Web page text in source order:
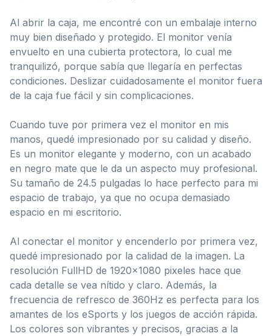
Al abrir la caja, me encontré con un embalaje interno
muy bien diseñado y protegido. El monitor venía
envuelto en una cubierta protectora, lo cual me
tranquilizó, porque sabía que llegaría en perfectas
condiciones. Deslizar cuidadosamente el monitor fuera
de la caja fue fácil y sin complicaciones.
Cuando tuve por primera vez el monitor en mis
manos, quedé impresionado por su calidad y diseño.
Es un monitor elegante y moderno, con un acabado
en negro mate que le da un aspecto muy profesional.
Su tamaño de 24.5 pulgadas lo hace perfecto para mi
espacio de trabajo, ya que no ocupa demasiado
espacio en mi escritorio.
Al conectar el monitor y encenderlo por primera vez,
quedé impresionado por la calidad de la imagen. La
resolución FullHD de 1920×1080 pixeles hace que
cada detalle se vea nítido y claro. Además, la
frecuencia de refresco de 360Hz es perfecta para los
amantes de los eSports y los juegos de acción rápida.
Los colores son vibrantes y precisos, gracias a la